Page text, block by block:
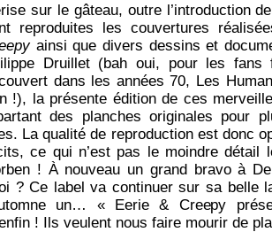
sur le gâteau, outre l’introduction
reproduites les couvertures
ainsi que divers dessins et
Druillet (bah oui, pour les fans
dans les années 70, Les
!), la présente édition de ces
des planches originales pour
La qualité de reproduction est donc
ce qui n’est pas le moindre détail
! À nouveau un grand bravo à
? Ce label va continuer sur sa belle
un… « Eerie & Creepy
! Ils veulent nous faire mourir de